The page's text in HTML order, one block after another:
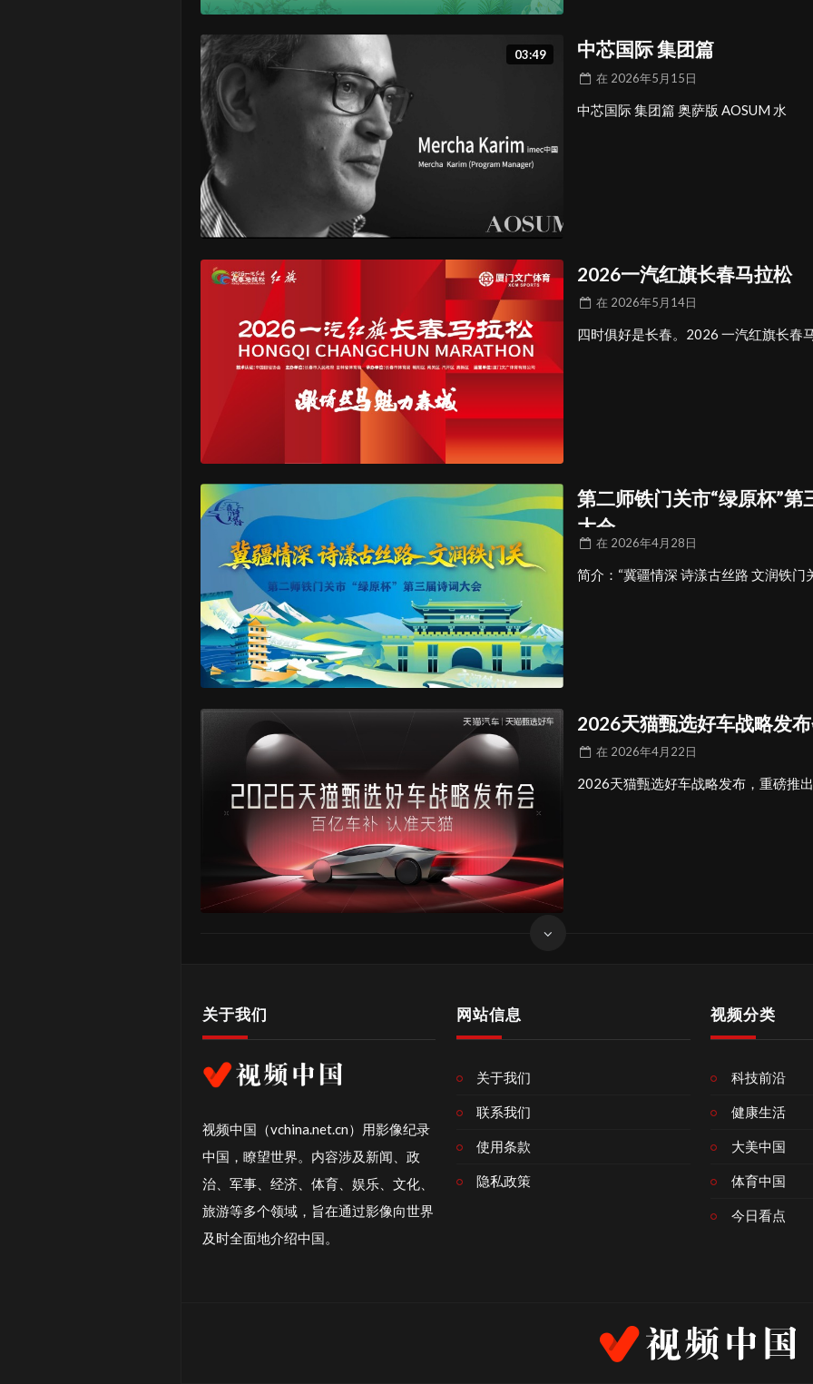
03:49 中芯国际 集团篇
在 2026年5月15日
中芯国际 集团篇 奥萨版 AOSUM 水
2026一汽红旗长春马拉松
在 2026年5月14日
四时俱好是长春。2026 一汽红旗长春
第二师铁门关市“绿原杯”第
大会
在 2026年4月28日
简介：“冀疆情深 诗漾古丝路 文润铁门
2026天猫甄选好车战略发
在 2026年4月22日
2026天猫甄选好车战略发布，重磅推
关于我们
视频中国（vchina.net.cn）用影像纪录
中国，瞭望世界。内容涉及新闻、政
治、军事、经济、体育、娱乐、文化、
旅游等多个领域，旨在通过影像向世界
及时全面地介绍中国。
网站信息
关于我们
联系我们
使用条款
隐私政策
视频分类
科技前沿
健康生活
大美中国
体育中国
今日看点